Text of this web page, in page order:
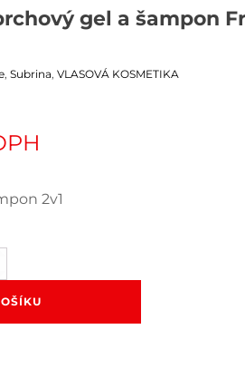
gel a šampon
Subrina VLASOVÁ KOSMETIKA
2v1